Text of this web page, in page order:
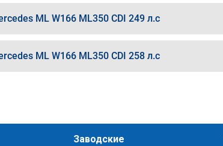
ML W166 ML350 CDI 249 л.с
ML W166 ML350 CDI 258 л.с
Заводские